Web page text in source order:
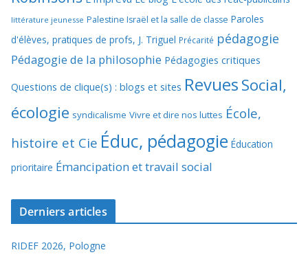
littérature jeunesse Palestine Israël et la salle de classe Paroles
d'élèves, pratiques de profs, J. Triguel Précarité pédagogie
Pédagogie de la philosophie Pédagogies critiques
Questions de clique(s) : blogs et sites RevuesSocial,
écologie syndicalisme Vivre et dire nos luttes École,
histoire et Cie Éduc, pédagogie Éducation
prioritaire Émancipation et travail social
Derniers articles
RIDEF 2026, Pologne